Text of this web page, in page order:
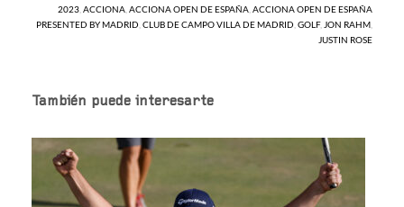
2023 ACCIONA ACCIONA OPEN DE ESPAÑA ACCIONA OPEN DE ESPAÑA
PRESENTED BY MADRID CLUB DE CAMPO VILLA DE MADRID GOLF, JON RAHM
JUSTIN ROSE
También puede interesarte